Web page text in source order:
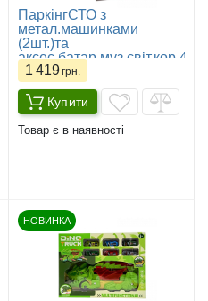
ПаркінгСТО з
метал.машинками
(2шт.)та
см.
1 419грн.
Купити
Товар є в наявності
НОВИНКА